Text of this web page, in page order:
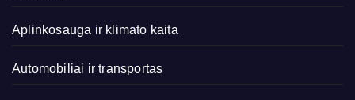
Aplinkosauga ir klimato kaita
Automobiliai ir transportas